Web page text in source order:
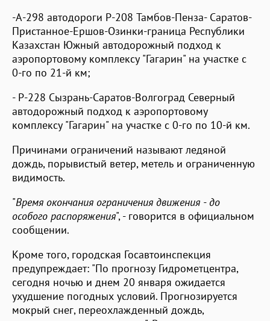
-А-298 автодороги Р-208 Тамбов-Пенза- Саратов-
Пристанное-Ершов-Озинки-граница Республики
Казахстан Южный автодорожный подход к
аэропортовому комплексу "Гагарин" на участке с
0-го по 21-й км;
- Р-228 Сызрань-Саратов-Волгоград Северный
автодорожный подход к аэропортовому
комплексу "Гагарин" на участке с 0-го по 10-й км.
Причинами ограничений называют ледяной
дождь, порывистый ветер, метель и ограниченную
видимость.
"Время окончания ограничения движения - до
особого распоряжения", - говорится в официальном
сообщении.
Кроме того, городская Госавтоинспекция
предупреждает: "По прогнозу Гидрометцентра,
сегодня ночью и днем 20 января ожидается
ухудшение погодных условий. Прогнозируется
мокрый снег, переохлажденный дождь,